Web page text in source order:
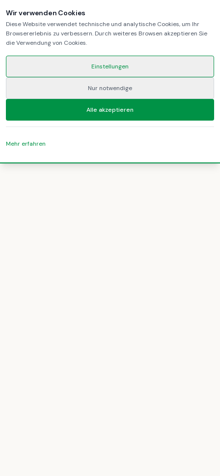
Wir verwenden Cookies
Diese Website verwendet technische und analytische Cookies, um Ihr
Browsererlebnis zu verbessern. Durch weiteres Browsen akzeptieren Sie
die Verwendung von Cookies.
Einstellungen
Nur notwendige
Alle akzeptieren
Mehr erfahren